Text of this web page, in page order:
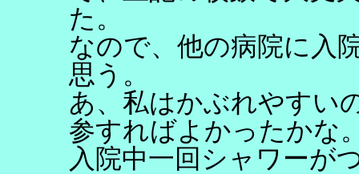
た。
なので、他の病院に入
思う。
あ、私はかぶれやすい
参すればよかったかな
入院中一回シャワーが